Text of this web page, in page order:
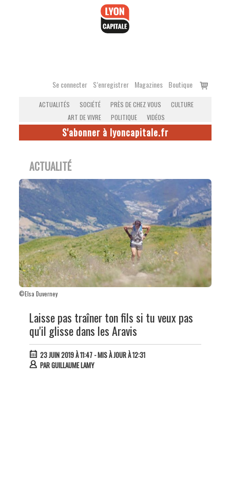
Se connecter S’enregistrer Magazines Boutique
Voir
ACTUALITÉS SOCIÉTÉ PRÈS DE CHEZ VOUS
CULTURE
ART DE VIVRE
POLITIQUE VIDÉOS
S'abonner à lyoncapitale.fr
ACTUALITÉ
©Elsa Duverney
Laisse pas traîner ton fils si tu veux pas
qu'il glisse dans les Aravis
23 JUIN 2019 À 11:47- MIS À JOUR À 12:31
PARGUILLAUME LAMY